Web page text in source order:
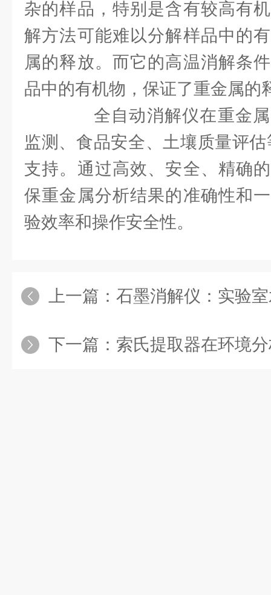
杂的样品，特别是含有较高有
解方法可能难以分解样品中的
属的释放。而它的高温消解条
品中的有机物，保证了重金属的
全自动消解仪在重金属
监测、食品安全、土壤质量评
支持。通过高效、安全、精确
保重金属分析结果的准确性和
验效率和操作安全性。
上一篇： 石墨消解仪：实验
下一篇： 索氏提取器在环境